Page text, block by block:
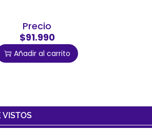
Precio
$91.990
Añadir al carrito
VISTOS